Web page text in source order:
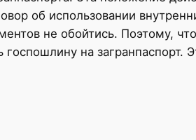
об использовании
не обойтись. Поэтому,
на